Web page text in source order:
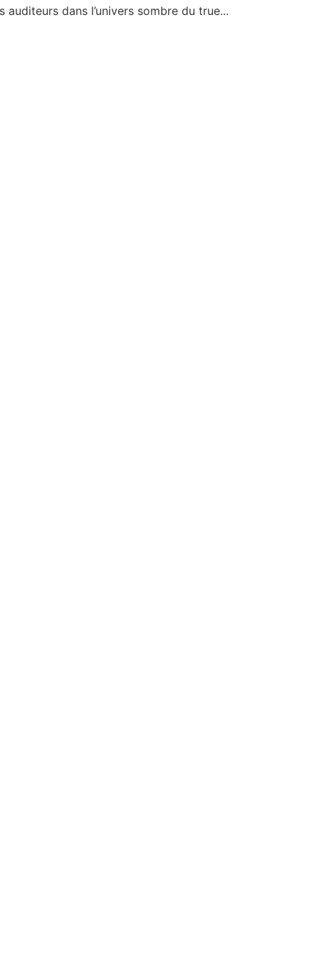
dans l’univers sombre du true...